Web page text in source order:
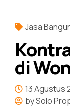
Jasa
di
13 Agustus
by Solo